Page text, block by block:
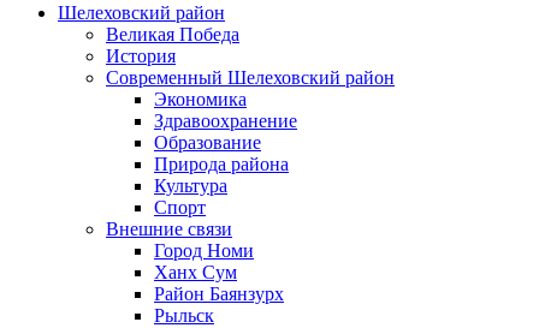
Шелеховский район
Великая Победа
История
Современный Шелеховский район
Экономика
Здравоохранение
Образование
Природа района
Культура
Спорт
Внешние связи
Город Номи
Ханх Сум
Район Баянзурх
Рыльск